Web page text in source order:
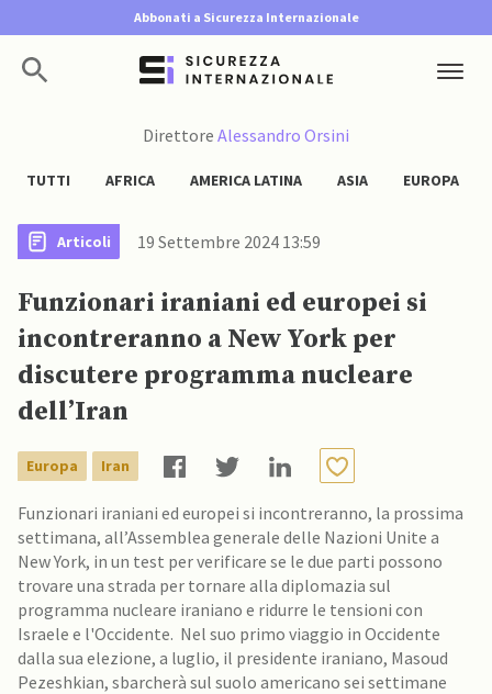
Abbonati a Sicurezza Internazionale
Direttore Alessandro Orsini
TUTTI AFRICA AMERICA LATINA ASIA EUROPA
Articoli 19 Settembre 2024 13:59
Funzionari iraniani ed europei si
incontreranno a New York per
discutere programma nucleare
dell’Iran
Europa Iran
Funzionari iraniani ed europei si incontreranno, la prossima
settimana, all’Assemblea generale delle Nazioni Unite a
New York, in un test per verificare se le due parti possono
trovare una strada per tornare alla diplomazia sul
programma nucleare iraniano e ridurre le tensioni con
Israele e l'Occidente. Nel suo primo viaggio in Occidente
dalla sua elezione, a luglio, il presidente iraniano, Masoud
Pezeshkian, sbarcherà sul suolo americano sei settimane